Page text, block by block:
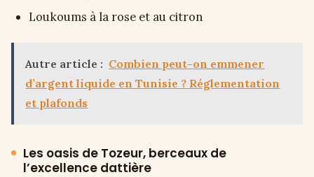
Loukoums à la rose et au citron
Autre article : Combien peut-on emmener
d’argent liquide en Tunisie ? Réglementation
et plafonds
Les oasis de Tozeur, berceaux de
l’excellence dattière